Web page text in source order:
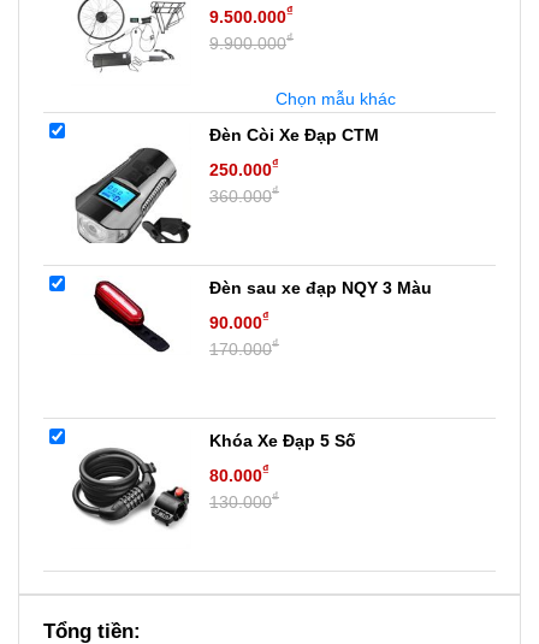
9.500.000₫
9.900.000₫
Chọn mẫu khác
Đèn Còi Xe Đạp CTM
250.000₫
360.000₫
Đèn sau xe đạp NQY 3 Màu
90.000₫
170.000₫
Khóa Xe Đạp 5 Số
80.000₫
130.000₫
Tổng tiền: